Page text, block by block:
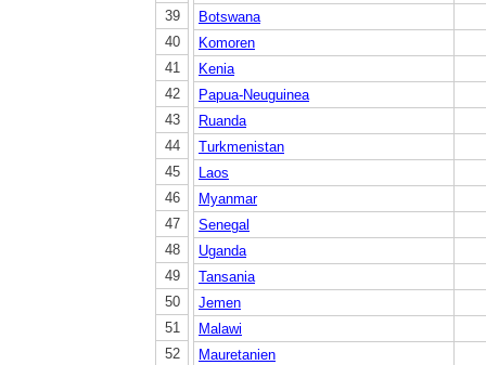
39
40
41
42
43
44
45
46
47
48
49
50
51
52
Botswana
Komoren
Kenia
Papua-Neuguinea
Ruanda
Turkmenistan
Laos
Myanmar
Senegal
Uganda
Tansania
Jemen
Malawi
Mauretanien